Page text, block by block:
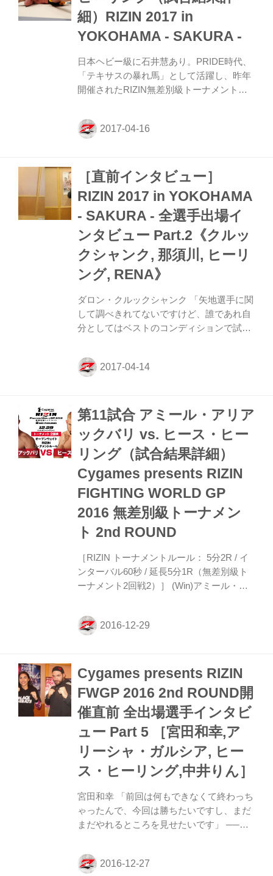
細）RIZIN 2017 in
YOKOHAMA - SAKURA -
日本ヘビー級に石井慧あり。PRIDE時代、
「テキサスの暴れ馬」として活躍し、昨年
開催されたRIZIN無差別級トーナメントで
演じてみせたヒース・ヒーリングと激突す
る！ 1R、ゴングと同時に突進してきたヒ
ンドを当てていく石井は、さらにバック、
らアームロックを取りにいくがこれは極ま
らず。10分間、石井が完全にグラウンドを
支配し続け、1Rが終了。 2R、スタンドで
左フックを決めた石井は足をかけてテイク
ダウン、横四方の態勢に。1Rと同じく、グ
ラウン...
［直前インタビュー］
RIZIN 2017 in YOKOHAMA
- SAKURA - 全選手出場イ
ンタビュー Part.2《クルッ
クシャンク, 那須川, ヒーリ
ング, RENA》
ダロン・クルックシャンク 「矢地選手に関
して調べきれてないですけど、誰であれ自
分としてはベストのコンディションで試合
ですね」 ──コンディションはどうです
か？ クルックシャンク コンディションは
岡戦は負けてしまいましたが、改めて振り
返ってみてあの試合はどんな試合でした
か？ クルックシャンク 振り返ってみると
試合に負けることは楽しいことじゃないん
ですけど、相手にもダメージが与えたとい
う自信があるので負けた気がしていませ
ん。あの時は負けになったんですけど、リ
ングの外に押し出され...
第11試合 アミール・アリア
ックバリ vs. ヒース・ヒー
リング（試合結果詳細）
Cygames presents RIZIN
FIGHTING WORLD GP
2016 無差別級トーナメン
ト 2nd ROUND
［RIZIN トーナメントルール： 5分2R / イ
ンターバル60秒 / 延長5分1R（無差別級ト
ーナメント2回戦2）］ (Win)アミール・ア
(Lose) 2R判定 3-0 無差別級トーナメント二
回戦。 1R、左フックでヒーリングをぐら
を決めると、さらにサイドでヒーリングの
両腕をがっちり固めてからのパウンド。そ
してふたたびバックからの怒涛のパウンド
攻撃でヒーリングはなす術なし。だが蹴り
上げも食らいながらヒーリングも試合を諦
めずにガッツを見せる。 2R、がぶりから
のひざ蹴り...
Cygames presents RIZIN
FWGP 2016 2nd ROUND開
催直前 全出場選手インタビ
ュー Part 5 ［宮田和幸,ア
リーシャ・ガルシア, ヒー
ス・ヒーリング,中井りん］
宮田和幸 「前回は何もできなくて終わっち
ゃったんで、今回は勝ちたいですし、まだ
まだやれるところを見せたいです」 ──コ
段から試合がそんなに多くないんで、普段
通りですね。 ──平常で鍛えていると。 宮